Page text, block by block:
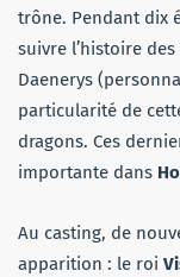
trône. Pendant dix
suivre l’histoire
Daenerys
particularité de
dragons. Ces
importante dans
Au casting, de
apparition : le roi